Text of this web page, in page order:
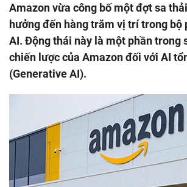
thải
nhiều
vị
trí
mảng
công
cụ
Alexa
Amazon vừa công bố một đợt sa
hưởng đến hàng trăm vị trí trong bộ
AI. Động thái này là một phần trong
chiến lược của Amazon đối với AI
(Generative AI).